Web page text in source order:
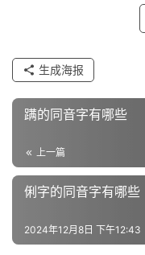
义
近
词
生成海报
蹒的同音字有哪些
上一篇
俐字的同音字有哪些
2024年12月8日 下午12:43